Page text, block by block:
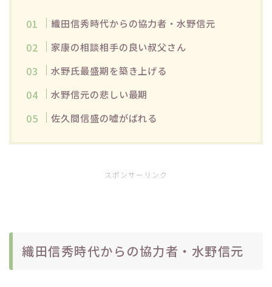
織田信秀時代からの協力者・水野信元
家康の相談相手の良い叔父さん
水野氏最盛期を築き上げる
水野信元の悲しい最期
佐久間信盛の嘘がばれる
スポンサーリンク
織田信秀時代からの協力者・水野信元